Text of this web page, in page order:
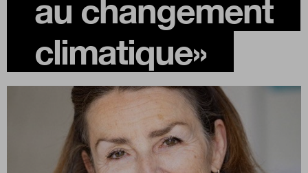
Nous contacter
Newsletter
Renseignez votre email afin de suivre l'actualité de la
transformation publique.
au changement
climatique»